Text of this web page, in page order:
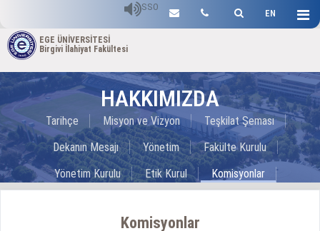
EN
SSO
EGE ÜNİVERSİTESİ
Birgivi İlahiyat Fakültesi
HAKKIMIZDA
Tarihçe Misyon ve Vizyon
Teşkilat Şeması
Dekanın Mesajı
Yönetim
Fakülte Kurulu
Yönetim Kurulu
Etik Kurul Komisyonlar
Komisyonlar